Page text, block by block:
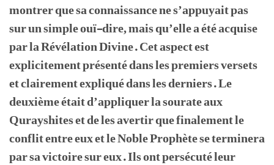
montrer que sa connaissance ne s’appuyait pas
sur un simple ouï-dire, mais qu’elle a été acquise
par la Révélation Divine. Cet aspect est
explicitement présenté dans les premiers versets
et clairement expliqué dans les derniers. Le
deuxième était d’appliquer la sourate aux
Qurayshites et de les avertir que finalement le
conflit entre eux et le Noble Prophète se terminera
par sa victoire sur eux. Ils ont persécuté leur